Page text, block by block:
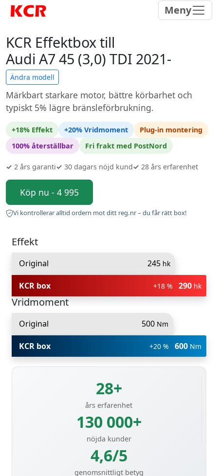
Meny
KCR Effektbox till
Audi A7 45 (3,0) TDI 2021-
Ändra modell
Märkbart starkare motor, bättre körbarhet och
typiskt 5% lägre bränsleförbrukning.
+18% Effekt +20% Vridmoment
Plug-in montering
100% återställbar
Fri frakt med PostNord
✓ 2 års garanti✓ 30 dagars nöjd kund✓ 28 års erfarenhet
Köp nu - 4 995
Vi kontrollerar alltid ordern mot ditt reg.nr – du får rätt box!
Effekt
Original 245 hk
KCR box +18 % 290 hk
Vridmoment
Original 500 Nm
KCR box +20 % 600 Nm
28+
års erfarenhet
130 000+
nöjda kunder
4,6/5
genomsnittligt betyg